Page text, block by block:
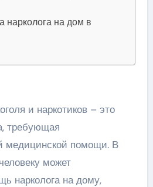
нарколога на дом в
требующая
медицинской помощи. В
может
нарколога на дому,